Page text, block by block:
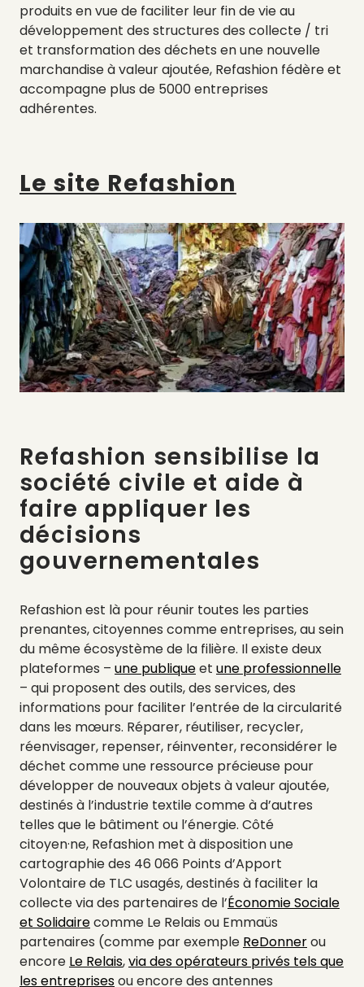
produits en vue de faciliter leur fin de vie au
développement des structures des collecte / tri
et transformation des déchets en une nouvelle
marchandise à valeur ajoutée, Refashion fédère et
accompagne plus de 5000 entreprises
adhérentes.
Le site Refashion
Refashion sensibilise la
société civile et aide à
faire appliquer les
décisions
gouvernementales
Refashion est là pour réunir toutes les parties
prenantes, citoyennes comme entreprises, au sein
du même écosystème de la filière. Il existe deux
plateformes – une publiqueet une professionnelle
– qui proposent des outils, des services, des
informations pour faciliter l’entrée de la circularité
dans les mœurs. Réparer, réutiliser, recycler,
réenvisager, repenser, réinventer, reconsidérer le
déchet comme une ressource précieuse pour
développer de nouveaux objets à valeur ajoutée,
destinés à l’industrie textile comme à d’autres
telles que le bâtiment ou l’énergie. Côté
citoyen·ne, Refashion met à disposition une
cartographie des 46 066 Points d’Apport
Volontaire de TLC usagés, destinés à faciliter la
collecte via des partenaires de l’Économie Sociale
et Solidairecomme Le Relais ou Emmaüs
partenaires (comme par exemple ReDonnerou
encore Le Relais,via des opérateurs privés tels que
les entreprisesou encore des antennes